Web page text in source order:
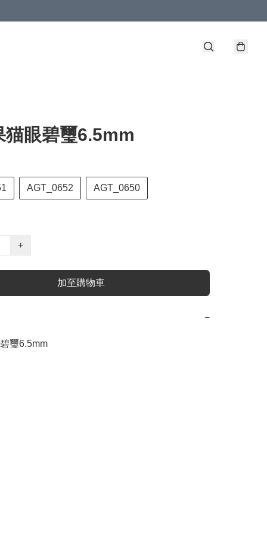
猫眼碧璽6.5mm
AGT_0652 AGT_0650
+
加至購物車
−
璽6.5mm